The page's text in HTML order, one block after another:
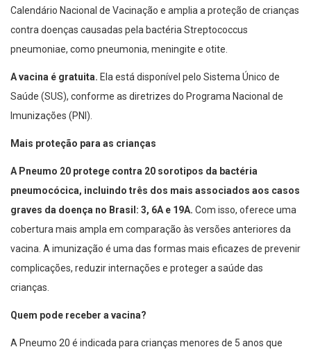
Calendário Nacional de Vacinação e amplia a proteção de crianças
contra doenças causadas pela bactéria Streptococcus
pneumoniae, como pneumonia, meningite e otite.
A vacina é gratuita. Ela está disponível pelo Sistema Único de
Saúde (SUS), conforme as diretrizes do Programa Nacional de
Imunizações (PNI).
Mais proteção para as crianças
A Pneumo 20 protege contra 20 sorotipos da bactéria
pneumocócica, incluindo três dos mais associados aos casos
graves da doença no Brasil: 3, 6A e 19A. Com isso, oferece uma
cobertura mais ampla em comparação às versões anteriores da
vacina. A imunização é uma das formas mais eficazes de prevenir
complicações, reduzir internações e proteger a saúde das
crianças.
Quem pode receber a vacina?
A Pneumo 20 é indicada para crianças menores de 5 anos que